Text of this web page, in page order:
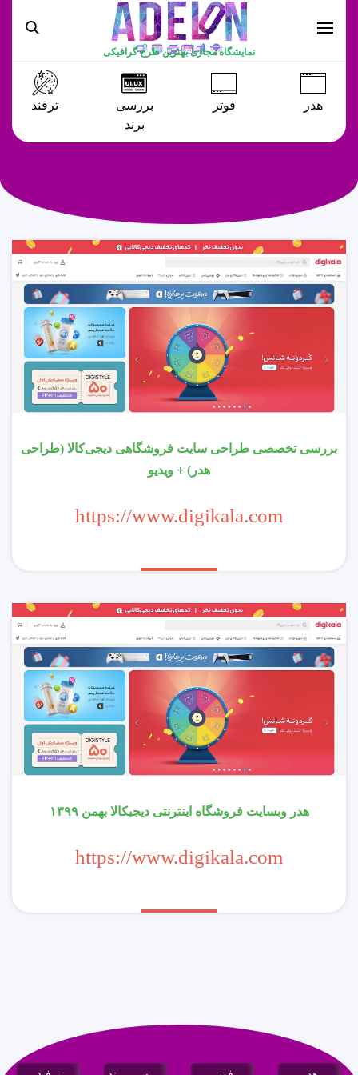
نمایشگاه مجازی بهترین طرح گرافیکی
هدر فوتر
بررسی
برند
ترفند
بررسی تخصصی طراحی سایت فروشگاهی دیجی‌کالا (طراحی
هدر) + ویدیو
https://www.digikala.com
هدر وبسایت فروشگاه اینترنتی دیجیکالا بهمن ۱۳۹۹
https://www.digikala.com